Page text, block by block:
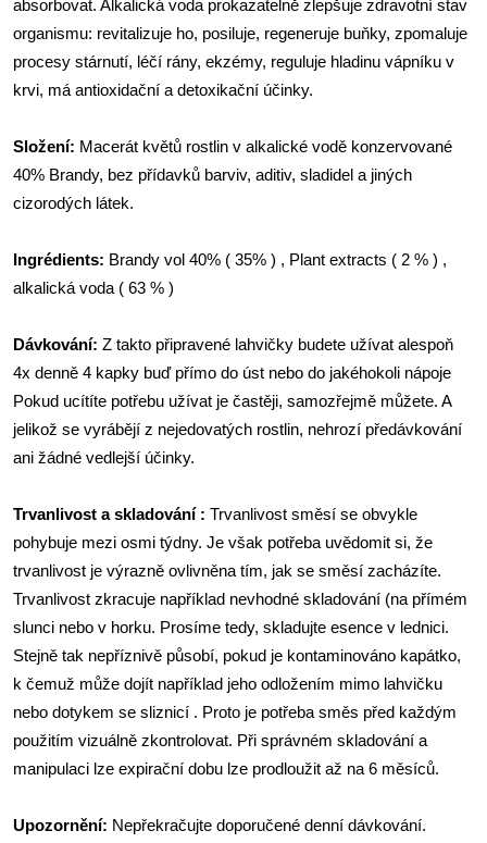
absorbovat. Alkalická voda prokazatelně zlepšuje zdravotní stav
organismu: revitalizuje ho, posiluje, regeneruje buňky, zpomaluje
procesy stárnutí, léčí rány, ekzémy, reguluje hladinu vápníku v
krvi, má antioxidační a detoxikační účinky.
Složení: Macerát květů rostlin v alkalické vodě konzervované
40% Brandy, bez přídavků barviv, aditiv, sladidel a jiných
cizorodých látek.
Ingrédients: Brandy vol 40% ( 35% ) , Plant extracts ( 2 % ) ,
alkalická voda ( 63 % )
Dávkování: Z takto připravené lahvičky budete užívat alespoň
4x denně 4 kapky buď přímo do úst nebo do jakéhokoli nápoje
Pokud ucítíte potřebu užívat je častěji, samozřejmě můžete. A
jelikož se vyrábějí z nejedovatých rostlin, nehrozí předávkování
ani žádné vedlejší účinky.
Trvanlivost a skladování : Trvanlivost směsí se obvykle
pohybuje mezi osmi týdny. Je však potřeba uvědomit si, že
trvanlivost je výrazně ovlivněna tím, jak se směsí zacházíte.
Trvanlivost zkracuje například nevhodné skladování (na přímém
slunci nebo v horku. Prosíme tedy, skladujte esence v lednici.
Stejně tak nepříznivě působí, pokud je kontaminováno kapátko,
k čemuž může dojít například jeho odložením mimo lahvičku
nebo dotykem se sliznicí . Proto je potřeba směs před každým
použitím vizuálně zkontrolovat. Při správném skladování a
manipulaci lze expirační dobu lze prodloužit až na 6 měsíců.
Upozornění: Nepřekračujte doporučené denní dávkování.